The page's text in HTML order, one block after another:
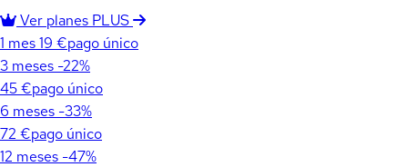
Ver planes PLUS
1 mes19 €pago único
3 meses -22%
45 €pago único
6 meses -33%
72 €pago único
12 meses -47%